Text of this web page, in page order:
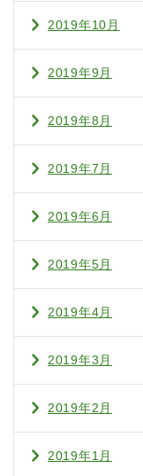
2019年10月
2019年9月
2019年8月
2019年7月
2019年6月
2019年5月
2019年4月
2019年3月
2019年2月
2019年1月